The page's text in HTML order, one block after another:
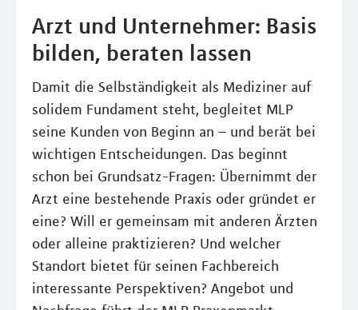
Arzt und Unternehmer: Basis
bilden, beraten lassen
Damit die Selbständigkeit als Mediziner auf
solidem Fundament steht, begleitet MLP
seine Kunden von Beginn an – und berät bei
wichtigen Entscheidungen. Das beginnt
schon bei Grundsatz-Fragen: Übernimmt der
Arzt eine bestehende Praxis oder gründet er
eine? Will er gemeinsam mit anderen Ärzten
oder alleine praktizieren? Und welcher
Standort bietet für seinen Fachbereich
interessante Perspektiven? Angebot und